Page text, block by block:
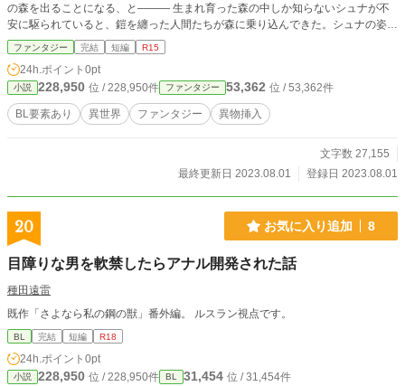
の森を出ることになる、と――― 生まれ育った森の中しか知らないシュナが不
安に駆られていると、鎧を纏った人間たちが森に乗り込んできた。シュナの姿を
見た彼らは、森に迷い込んだ人間の子供だと思い込みシュナを森から連れ出そう
とするが…… ※過去「玩具帝国主義」というサイトにて掲載していたもので
す。
ファンタジー 完結 短編 R15
24h.ポイント 0pt
小説 228,950 位 / 228,950件 ファンタジー 53,362 位 / 53,362件
BL要素あり 異世界 ファンタジー 異物挿入
文字数 27,155
最終更新日 2023.08.01
登録日 2023.08.01
20 お気に入り追加 8
目障りな男を軟禁したらアナル開発された話
種田遠雷
既作「さよなら私の鋼の獣」番外編。 ルスラン視点です。
BL 完結 短編 R18
24h.ポイント 0pt
小説 228,950 位 / 228,950件 BL 31,454 位 / 31,454件